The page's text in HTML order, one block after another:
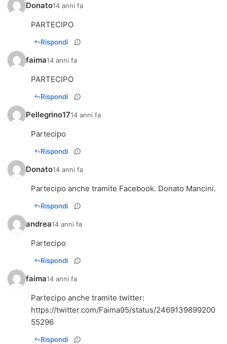
Donato14 anni fa
PARTECIPO
Rispondi
faima14 anni fa
PARTECIPO
Rispondi
Pellegrino1714 anni fa
Partecipo
Rispondi
Donato14 anni fa
Partecipo anche tramite Facebook. Donato Mancini.
Rispondi
andrea14 anni fa
Partecipo
Rispondi
faima14 anni fa
https://twitter.com/Faima95/status/2469139899200
55296
Rispondi